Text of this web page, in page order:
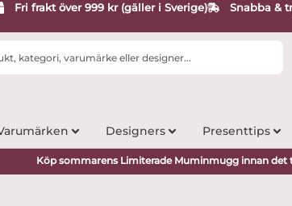
Fri frakt över 999 kr (gäller i Sverige) Snabba &
Designers Presenttips
Köp sommarens Limiterade Muminmugg innan det